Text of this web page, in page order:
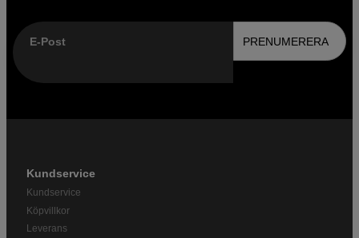
E-Post PRENUMERERA
Kundservice
Kundservice
Köpvillkor
Leverans